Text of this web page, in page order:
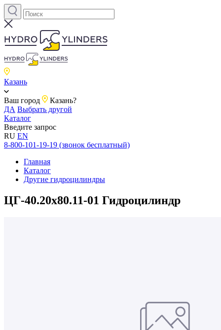
Казань
Ваш город
Казань?
ДА Выбрать другой
Каталог
Введите запрос
RU EN
8-800-101-19-19 (звонок бесплатный)
Главная
Каталог
Другие гидроцилиндры
ЦГ-40.20х80.11-01 Гидроцилиндр